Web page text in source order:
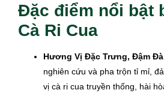
Đặc điểm nổi bật
Cà Ri Cua
Hương Vị Đặc Trưng, Đậm Đà
nghiên cứu và pha trộn tỉ mỉ,
vị cà ri cua truyền thống, hài